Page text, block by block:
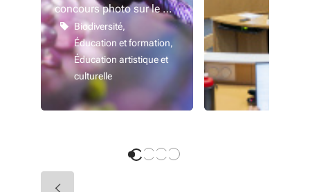
concours photo sur le …
Biodiversité
Éducation et formation
Éducation artistique et
culturelle